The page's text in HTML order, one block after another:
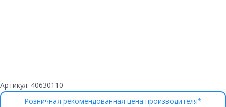
Артикул: 40630110
Розничная рекомендованная цена производителя*